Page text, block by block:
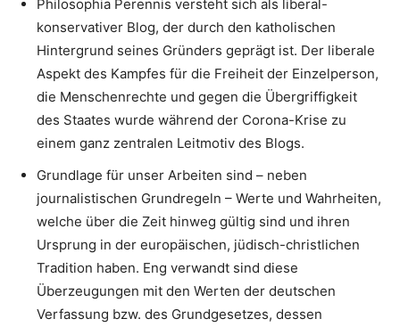
Philosophia Perennis versteht sich als liberal-
konservativer Blog, der durch den katholischen
Hintergrund seines Gründers geprägt ist. Der liberale
Aspekt des Kampfes für die Freiheit der Einzelperson,
die Menschenrechte und gegen die Übergriffigkeit
des Staates wurde während der Corona-Krise zu
einem ganz zentralen Leitmotiv des Blogs.
Grundlage für unser Arbeiten sind – neben
journalistischen Grundregeln – Werte und Wahrheiten,
welche über die Zeit hinweg gültig sind und ihren
Ursprung in der europäischen, jüdisch-christlichen
Tradition haben. Eng verwandt sind diese
Überzeugungen mit den Werten der deutschen
Verfassung bzw. des Grundgesetzes, dessen